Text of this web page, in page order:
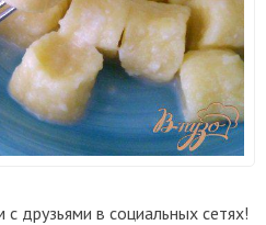
друзьями в социальных сетях!